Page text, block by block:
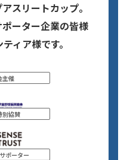
スリートカップ。
ーター企業の皆様
ィア様です。
主催
別協賛
ポーター